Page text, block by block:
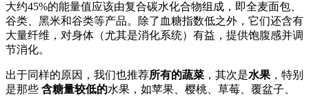
大约45%的能量值应该由复合碳水化合物组成，即全麦面包、
谷类、黑米和谷类等产品。除了血糖指数低之外，它们还含有
大量纤维，对身体（尤其是消化系统）有益，提供饱腹感并调
节消化。
出于同样的原因，我们也推荐所有的蔬菜 ，其次是水果 ，特别
是那些 含糖量较低的水果，如苹果、樱桃、草莓、覆盆子、